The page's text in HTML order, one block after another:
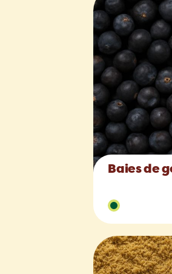
Baies de